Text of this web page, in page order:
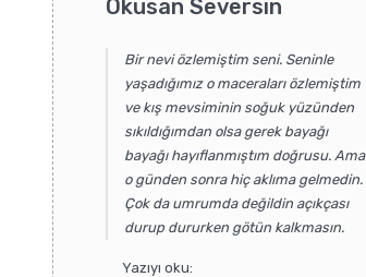
Okusan Seversin
Bir nevi özlemiştim seni. Seninle
yaşadığımız o maceraları özlemiştim
ve kış mevsiminin soğuk yüzünden
sıkıldığımdan olsa gerek bayağı
bayağı hayıflanmıştım doğrusu. Ama
o günden sonra hiç aklıma gelmedin.
Çok da umrumda değildin açıkçası
durup dururken götün kalkmasın.
Yazıyı oku: